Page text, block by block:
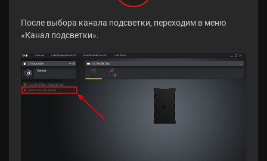
После выбора канала подсветки, переходим в меню
«Канал подсветки».